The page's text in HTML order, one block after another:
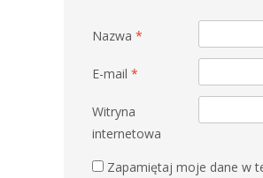
Nazwa *
E-mail *
Witryna
internetowa
Zapamiętaj moje dane w